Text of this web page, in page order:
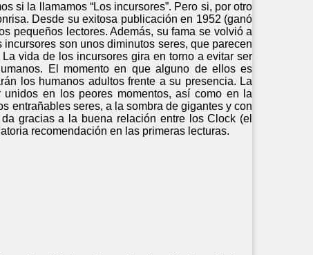
si la llamamos “Los incursores”. Pero si, por otro
Desde su exitosa publicación en 1952 (ganó
pequeños lectores. Además, su fama se volvió a
son unos diminutos seres, que parecen
vida de los incursores gira en torno a evitar ser
El momento en que alguno de ellos es
los humanos adultos frente a su presencia. La
en los peores momentos, así como en la
entrañables seres, a la sombra de gigantes y con
gracias a la buena relación entre los Clock (el
recomendación en las primeras lecturas.